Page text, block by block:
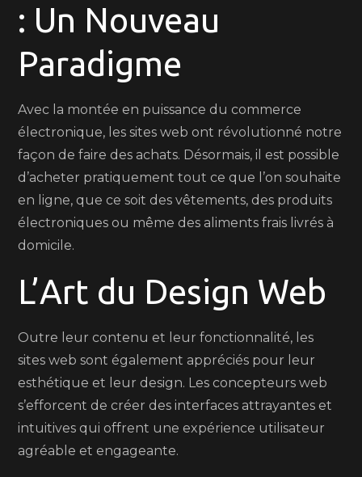
: Un Nouveau
Paradigme
Avec la montée en puissance du commerce
électronique, les sites web ont révolutionné notre
façon de faire des achats. Désormais, il est possible
d’acheter pratiquement tout ce que l’on souhaite
en ligne, que ce soit des vêtements, des produits
électroniques ou même des aliments frais livrés à
domicile.
L’Art du Design Web
Outre leur contenu et leur fonctionnalité, les
sites web sont également appréciés pour leur
esthétique et leur design. Les concepteurs web
s’efforcent de créer des interfaces attrayantes et
intuitives qui offrent une expérience utilisateur
agréable et engageante.